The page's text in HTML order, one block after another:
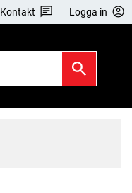
Kontakt Logga in